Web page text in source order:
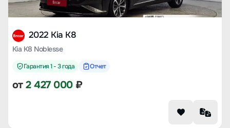
2022 Kia K8
Kia K8 Noblesse
Гарантия 1 - 3 года Отчет
от2 427 000₽